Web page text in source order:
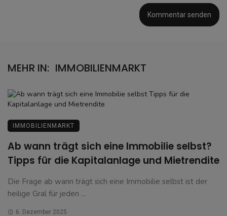
MEHR IN: IMMOBILIENMARKT
IMMOBILIENMARKT
Ab wann trägt sich eine Immobilie selbst?
Tipps für die Kapitalanlage und Mietrendite
Die Frage ab wann trägt sich eine Immobilie selbst ist der
heilige Gral für jeden ...
6. Dezember 2025